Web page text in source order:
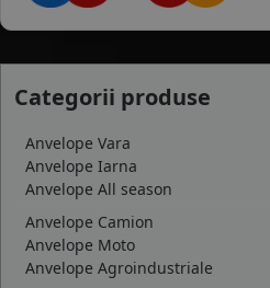
Categorii produse
Anvelope Vara
Anvelope Iarna
Anvelope All season
Anvelope Camion
Anvelope Moto
Anvelope Agroindustriale